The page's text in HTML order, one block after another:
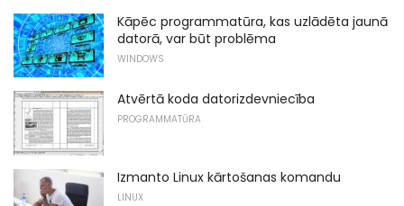
Kāpēc programmatūra, kas uzlādēta jaunā
datorā, var būt problēma
WINDOWS
Atvērtā koda datorizdevniecība
PROGRAMMATŪRA
Izmanto Linux kārtošanas komandu
LINUX